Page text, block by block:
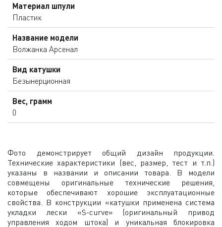
Материал шпули
Пластик
Название модели
Волжанка Арсенал
Вид катушки
Безынерционная
Вес, грамм
0
Фото демонстрирует общий дизайн продукции.
Технические характеристики (вес, размер, тест и т.п.)
указаны в названии и описании товара. В модели
совмещены оригинальные технические решения,
которые обеспечивают хорошие эксплуатационные
свойства. В конструкции «катушки применена система
укладки лески «S-curve» (оригинальный привод
управления ходом штока) и уникальная блокировка